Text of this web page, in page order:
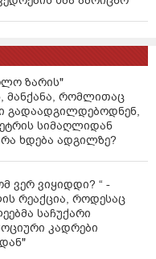
ზარის"
მანქანა, რომლითაც
გადაადგილდებოდნენ,
სიმაღლიდან
ხდება ადგილზე?
ვერ ვიყიდდი? “ -
რეაქცია, როდესაც
საჩუქარი
კადრები